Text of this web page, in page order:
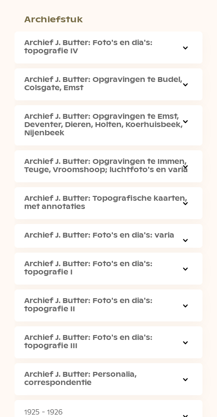
Archiefstuk
Archief J. Butter: Foto's en dia's:
topografie IV
Archief J. Butter: Opgravingen te Budel,
Colsgate, Emst
Archief J. Butter: Opgravingen te Emst,
Deventer, Dieren, Holten, Koerhuisbeek,
Nijenbeek
Archief J. Butter: Opgravingen te Immen,
Teuge, Vroomshoop; luchtfoto's en varia
Archief J. Butter: Topografische kaarten,
met annotaties
Archief J. Butter: Foto's en dia's: varia
Archief J. Butter: Foto's en dia's:
topografie I
Archief J. Butter: Foto's en dia's:
topografie II
Archief J. Butter: Foto's en dia's:
topografie III
Archief J. Butter: Personalia,
correspondentie
1925 - 1926